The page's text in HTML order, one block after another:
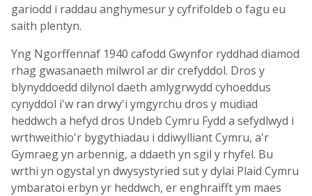
gariodd i raddau anghymesur y cyfrifoldeb o fagu eu
saith plentyn.
Yng Ngorffennaf 1940 cafodd Gwynfor ryddhad diamod
rhag gwasanaeth milwrol ar dir crefyddol. Dros y
blynyddoedd dilynol daeth amlygrwydd cyhoeddus
cynyddol i'w ran drwy'i ymgyrchu dros y mudiad
heddwch a hefyd dros Undeb Cymru Fydd a sefydlwyd i
wrthweithio'r bygythiadau i ddiwylliant Cymru, a'r
Gymraeg yn arbennig, a ddaeth yn sgil y rhyfel. Bu
wrthi yn ogystal yn dwysystyried sut y dylai Plaid Cymru
ymbaratoi erbyn yr heddwch, er enghraifft ym maes